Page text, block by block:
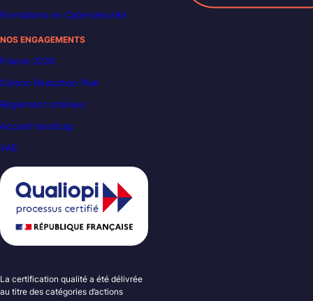
Formations en Cybersécurité
NOS ENGAGEMENTS
France 2030
Carbon Reduction Plan
Règlement intérieur
Accueil handicap
VAE
La certification qualité a été délivrée
au titre des catégories d’actions